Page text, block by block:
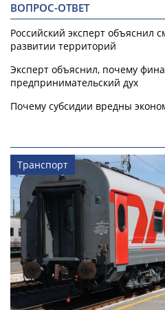
ВОПРОС-ОТВЕТ
Российский эксперт объяснил
развитии территорий
Эксперт объяснил, почему
предпринимательский дух
Почему субсидии вредны
Транспорт